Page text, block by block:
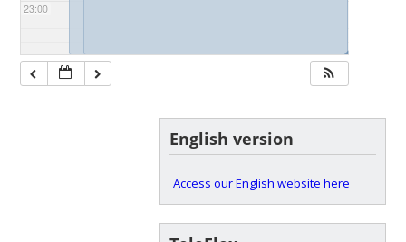
23:00
◢◢
English version
Access our English website here